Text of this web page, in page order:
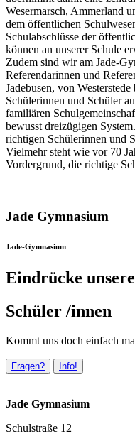
Wesermarsch, Ammerland
dem öffentlichen
Schulabschlüsse der
können an unserer Schule
Zudem sind wir am Jade-
Referendarinnen und
Jadebusen, von
Schülerinnen und Schüler
familiären
bewusst dreizügigen
richtigen Schülerinnen und
Vielmehr steht wie vor 70
Vordergrund, die richtige
Jade Gymnasium
Jade-Gymnasium
Eindrücke
Schüler /innen
Kommt uns doch einfach
Fragen? Info!
Jade Gymnasium
Schulstraße 12